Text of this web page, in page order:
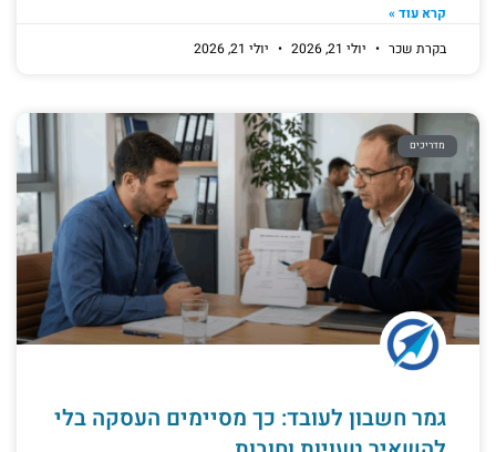
קרא עוד »
בקרת שכר
יולי 21, 2026 יולי 21, 2026
מדריכים
גמר חשבון לעובד: כך מסיימים העסקה בלי